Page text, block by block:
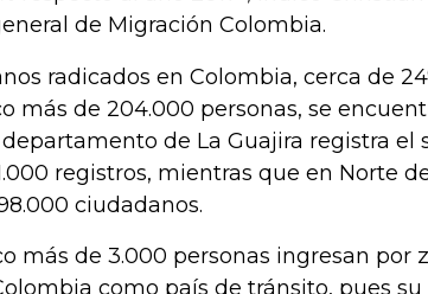
de Migración Colombia.
radicados en Colombia, cerca de
más de 204.000 personas, se
de La Guajira registra el
registros, mientras que en Norte
ciudadanos.
más de 3.000 personas ingresan por
como país de tránsito, pues